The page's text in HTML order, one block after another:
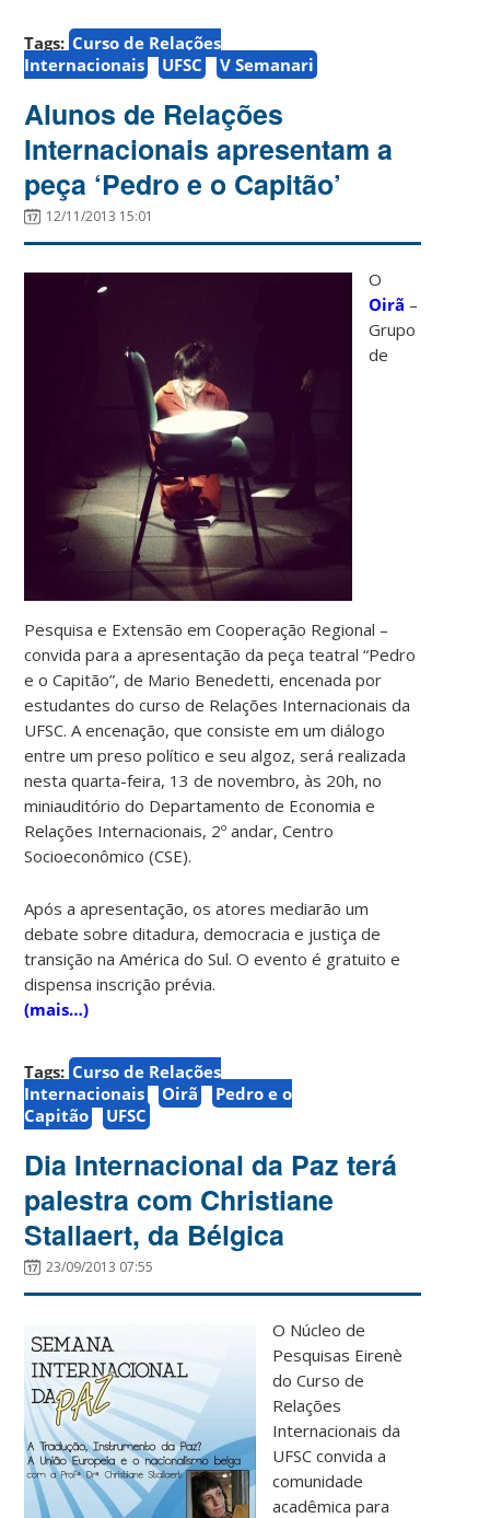
Tags: Curso de Relações
Internacionais
UFSC V Semanari
Alunos de Relações
Internacionais apresentam a
peça ‘Pedro e o Capitão’
12/11/2013 15:01
O
Oirã –
Grupo
de
Pesquisa e Extensão em Cooperação Regional –
convida para a apresentação da peça teatral “Pedro
e o Capitão”, de Mario Benedetti, encenada por
estudantes do curso de Relações Internacionais da
UFSC. A encenação, que consiste em um diálogo
entre um preso político e seu algoz, será realizada
nesta quarta-feira, 13 de novembro, às 20h, no
miniauditório do Departamento de Economia e
Relações Internacionais, 2º andar, Centro
Socioeconômico (CSE).
Após a apresentação, os atores mediarão um
debate sobre ditadura, democracia e justiça de
transição na América do Sul. O evento é gratuito e
dispensa inscrição prévia.
(mais…)
Tags: Curso de Relações
Internacionais
Oirã
Pedro e o
Capitão
UFSC
Dia Internacional da Paz terá
palestra com Christiane
Stallaert, da Bélgica
23/09/2013 07:55
O Núcleo de
Pesquisas Eirenè
do Curso de
Relações
Internacionais da
UFSC convida a
comunidade
acadêmica para